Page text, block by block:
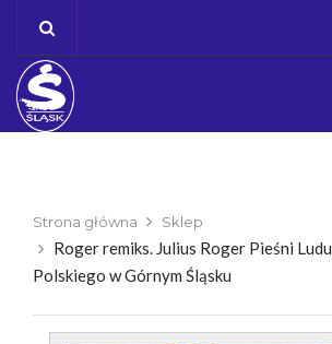
content
Strona główna Sklep
Roger remiks. Julius Roger Pieśni Ludu
Polskiego w Górnym Śląsku